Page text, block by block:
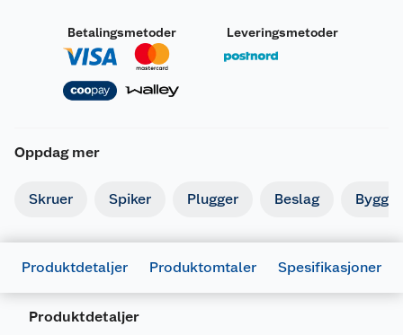
Betalingsmetoder Leveringsmetoder
Oppdag mer
Skruer Spiker Plugger Beslag
Produktdetaljer Produktomtaler Spesifikasjoner
Produktdetaljer